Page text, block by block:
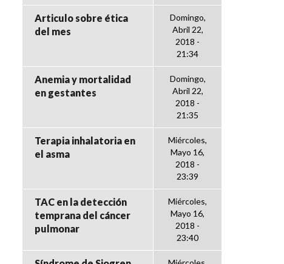
Articulo sobre ética
del mes
Domingo,
Abril 22,
2018 -
21:34
Anemia y mortalidad
en gestantes
Domingo,
Abril 22,
2018 -
21:35
Terapia inhalatoria en
el asma
Miércoles,
Mayo 16,
2018 -
23:39
TAC en la detección
temprana del cáncer
pulmonar
Miércoles,
Mayo 16,
2018 -
23:40